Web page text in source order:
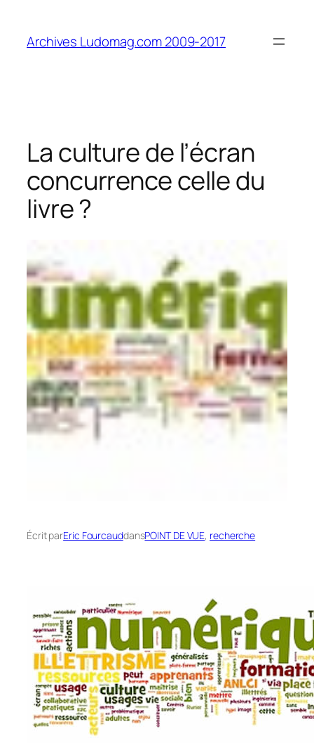
contenu
Archives Ludomag.com 2009-2017
La culture de l’écran
concurrence celle du
livre ?
Écrit parEric FourcauddansPOINT DE VUE, recherche